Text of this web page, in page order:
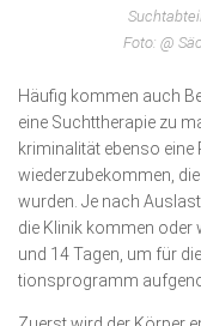
Foto: @
Häufig kommen auch
eine Suchttherapie zu
kriminalität ebenso eine
wiederzubekommen,
wurden. Je nach
die Klinik kommen oder
und 14 Tagen, um für
tionsprogramm